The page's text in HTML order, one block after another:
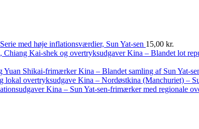
med høje inflationsværdier, Sun Yat-sen 15,00 kr.
Kina – Blandet lot
Kina – Blandet samling af Sun Yat-
Kina – Nordøstkina (Manchuriet) –
Kina – Sun Yat-sen-frimærker med regionale